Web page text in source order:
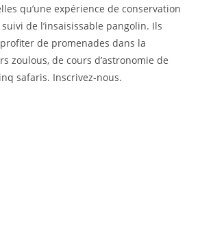
qu’une expérience de conservation
de l’insaisissable pangolin. Ils
de promenades dans la
zoulous, de cours d’astronomie de
safaris. Inscrivez-nous.